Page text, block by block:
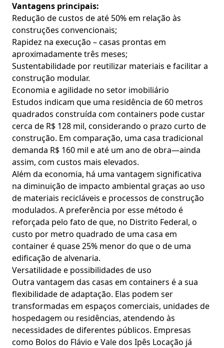
Vantagens principais:
Redução de custos de até 50% em relação às
construções convencionais;
Rapidez na execução – casas prontas em
aproximadamente três meses;
Sustentabilidade por reutilizar materiais e facilitar a
construção modular.
Economia e agilidade no setor imobiliário
Estudos indicam que uma residência de 60 metros
quadrados construída com containers pode custar
cerca de R$ 128 mil, considerando o prazo curto de
construção. Em comparação, uma casa tradicional
demanda R$ 160 mil e até um ano de obra—ainda
assim, com custos mais elevados.
Além da economia, há uma vantagem significativa
na diminuição de impacto ambiental graças ao uso
de materiais recicláveis e processos de construção
modulados. A preferência por esse método é
reforçada pelo fato de que, no Distrito Federal, o
custo por metro quadrado de uma casa em
container é quase 25% menor do que o de uma
edificação de alvenaria.
Versatilidade e possibilidades de uso
Outra vantagem das casas em containers é a sua
flexibilidade de adaptação. Elas podem ser
transformadas em espaços comerciais, unidades de
hospedagem ou residências, atendendo às
necessidades de diferentes públicos. Empresas
como Bolos do Flávio e Vale dos Ipês Locação já